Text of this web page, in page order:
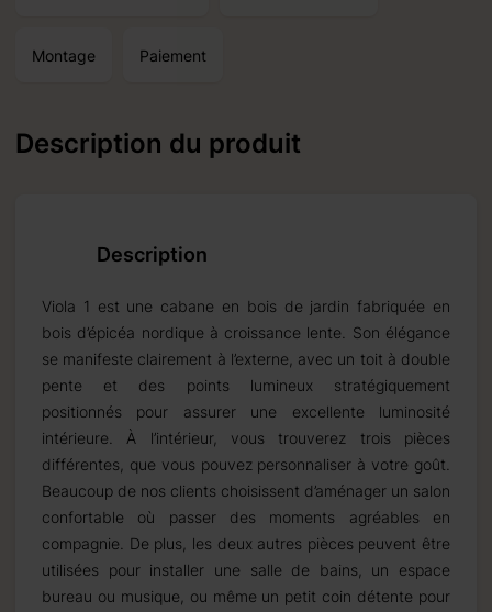
Montage Paiement
Description du produit
Description
Viola 1 est une cabane en bois de jardin fabriquée en
bois d’épicéa nordique à croissance lente. Son élégance
se manifeste clairement à l’externe, avec un toit à double
pente et des points lumineux stratégiquement
positionnés pour assurer une excellente luminosité
intérieure. À l’intérieur, vous trouverez trois pièces
différentes, que vous pouvez personnaliser à votre goût.
Beaucoup de nos clients choisissent d’aménager un salon
confortable où passer des moments agréables en
compagnie. De plus, les deux autres pièces peuvent être
utilisées pour installer une salle de bains, un espace
bureau ou musique, ou même un petit coin détente pour